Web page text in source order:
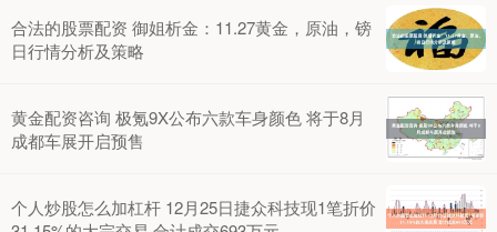
合法的股票配资 御姐析金：11.27黄金，原油，镑
日行情分析及策略
黄金配资咨询 极氪9X公布六款车身颜色 将于8月
成都车展开启预售
个人炒股怎么加杠杆 12月25日捷众科技现1笔折价